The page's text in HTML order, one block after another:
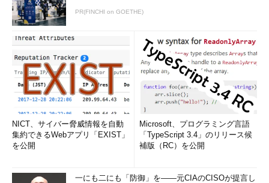
PR(FINCHI on GOETHE)
NICT、サイバー脅威情報を自動
集約できるWebアプリ「EXIST」
を公開
Microsoft、プログラミング言語
「TypeScript 3.4」のリリース候
補版（RC）を公開
一にも二にも「防御」を――元CIAのCISOが提言し